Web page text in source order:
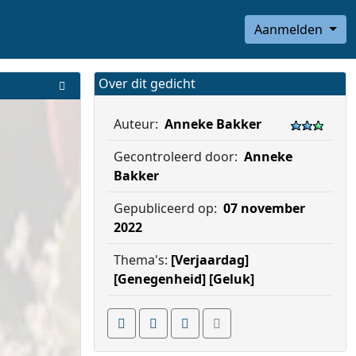
Aanmelden
Over dit gedicht
Auteur: Anneke Bakker
Gecontroleerd door: Anneke
Bakker
Gepubliceerd op: 07 november
2022
Thema's: [Verjaardag]
[Genegenheid] [Geluk]